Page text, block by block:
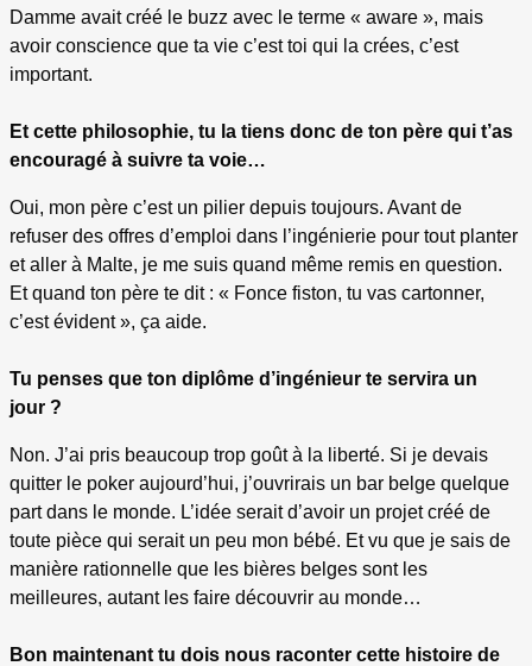
Damme avait créé le buzz avec le terme « aware », mais
avoir conscience que ta vie c’est toi qui la crées, c’est
important.
Et cette philosophie, tu la tiens donc de ton père qui t’as
encouragé à suivre ta voie…
Oui, mon père c’est un pilier depuis toujours. Avant de
refuser des offres d’emploi dans l’ingénierie pour tout planter
et aller à Malte, je me suis quand même remis en question.
Et quand ton père te dit : « Fonce fiston, tu vas cartonner,
c’est évident », ça aide.
Tu penses que ton diplôme d’ingénieur te servira un
jour ?
Non. J’ai pris beaucoup trop goût à la liberté. Si je devais
quitter le poker aujourd’hui, j’ouvrirais un bar belge quelque
part dans le monde. L’idée serait d’avoir un projet créé de
toute pièce qui serait un peu mon bébé. Et vu que je sais de
manière rationnelle que les bières belges sont les
meilleures, autant les faire découvrir au monde…
Bon maintenant tu dois nous raconter cette histoire de